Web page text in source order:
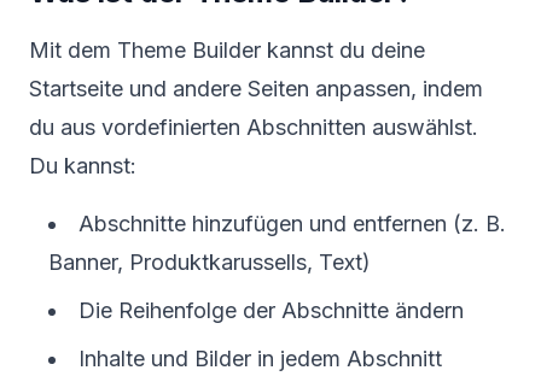
Mit dem Theme Builder kannst du deine
Startseite und andere Seiten anpassen, indem
du aus vordefinierten Abschnitten auswählst.
Du kannst:
Abschnitte hinzufügen und entfernen (z. B.
Banner, Produktkarussells, Text)
Die Reihenfolge der Abschnitte ändern
Inhalte und Bilder in jedem Abschnitt